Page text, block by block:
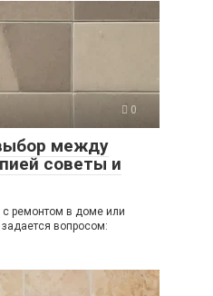
0
между
советы и
с ремонтом в доме или
вопросом: